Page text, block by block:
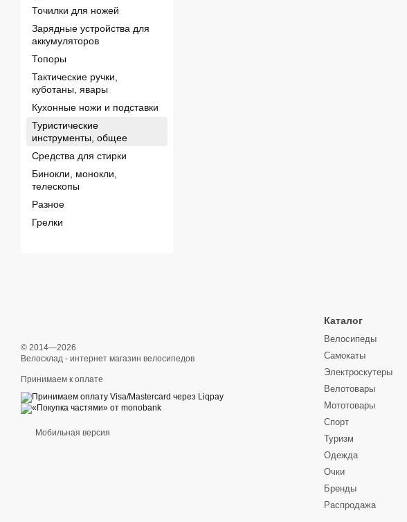
Точилки для ножей
Зарядные устройства для
аккумуляторов
Топоры
Тактические ручки,
куботаны, явары
Кухонные ножи и подставки
Туристические
инструменты, общее
Средства для стирки
Бинокли, монокли,
телескопы
Разное
Грелки
© 2014—2026
Велосклад - интернет магазин велосипедов
Принимаем к оплате
Мобильная версия
Каталог
Велосипеды
Самокаты
Электроскутеры
Велотовары
Мототовары
Спорт
Туризм
Одежда
Очки
Бренды
Распродажа